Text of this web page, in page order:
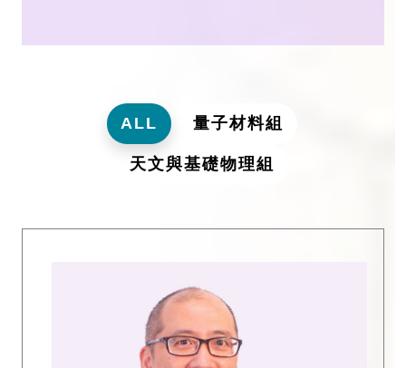
ALL 量子材料組
天文與基礎物理組